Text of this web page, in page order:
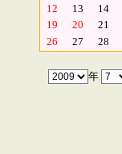
12
13 14
19
20 21
26
27 28
年